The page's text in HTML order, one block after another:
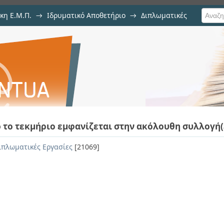
Ε.Μ.Π. → Ιδρυματικό Αποθετήριο → Διπλωματικές
κεραμικών με βάση την
το τεκμήριο εμφανίζεται στην ακόλουθη
Εργασίες [21069]